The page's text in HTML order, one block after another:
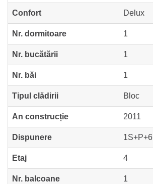
Confort Delux
Nr. dormitoare 1
Nr. bucătării 1
Nr. băi 1
Tipul clădirii Bloc
An construcție 2011
Dispunere 1S+P+6
Etaj 4
Nr. balcoane 1